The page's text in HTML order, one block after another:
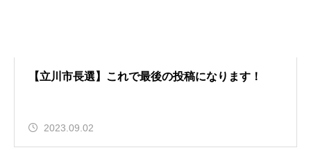
【立川市長選】これで最後の投稿になります！
2023.09.02